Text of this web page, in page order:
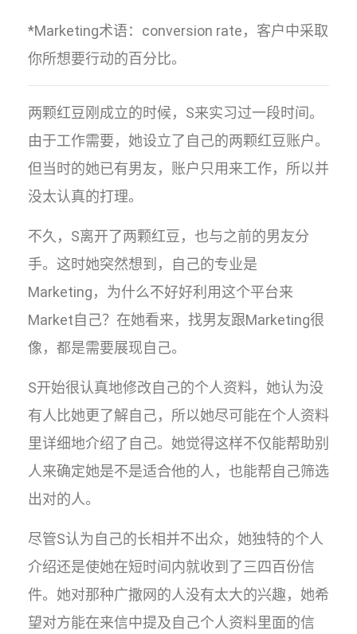
*Marketing术语：conversion rate，客户中采取
你所想要行动的百分比。
两颗红豆刚成立的时候，S来实习过一段时间。
由于工作需要，她设立了自己的两颗红豆账户。
但当时的她已有男友，账户只用来工作，所以并
没太认真的打理。
不久，S离开了两颗红豆，也与之前的男友分
手。这时她突然想到，自己的专业是
Marketing，为什么不好好利用这个平台来
Market自己？在她看来，找男友跟Marketing很
像，都是需要展现自己。
S开始很认真地修改自己的个人资料，她认为没
有人比她更了解自己，所以她尽可能在个人资料
里详细地介绍了自己。她觉得这样不仅能帮助别
人来确定她是不是适合他的人，也能帮自己筛选
出对的人。
尽管S认为自己的长相并不出众，她独特的个人
介绍还是使她在短时间内就收到了三四百份信
件。她对那种广撒网的人没有太大的兴趣，她希
望对方能在来信中提及自己个人资料里面的信